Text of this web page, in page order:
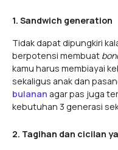
1. Sandwich generation
Tidak dapat dipungkiri
berpotensi membuat
kamu harus membiayai
sekaligus anak dan
bulanan agar pas juga
kebutuhan 3 generasi
2. Tagihan dan cicilan